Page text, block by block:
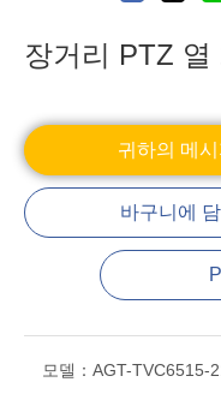
장거리 PTZ
귀하의 메시
바구니에 담
모델： AGT-TVC6515-